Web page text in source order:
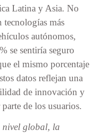
Latina y Asia. No
tecnologías más
autónomos,
se sentiría seguro
el mismo porcentaje
datos reflejan una
de innovación y
de los usuarios.
global, la